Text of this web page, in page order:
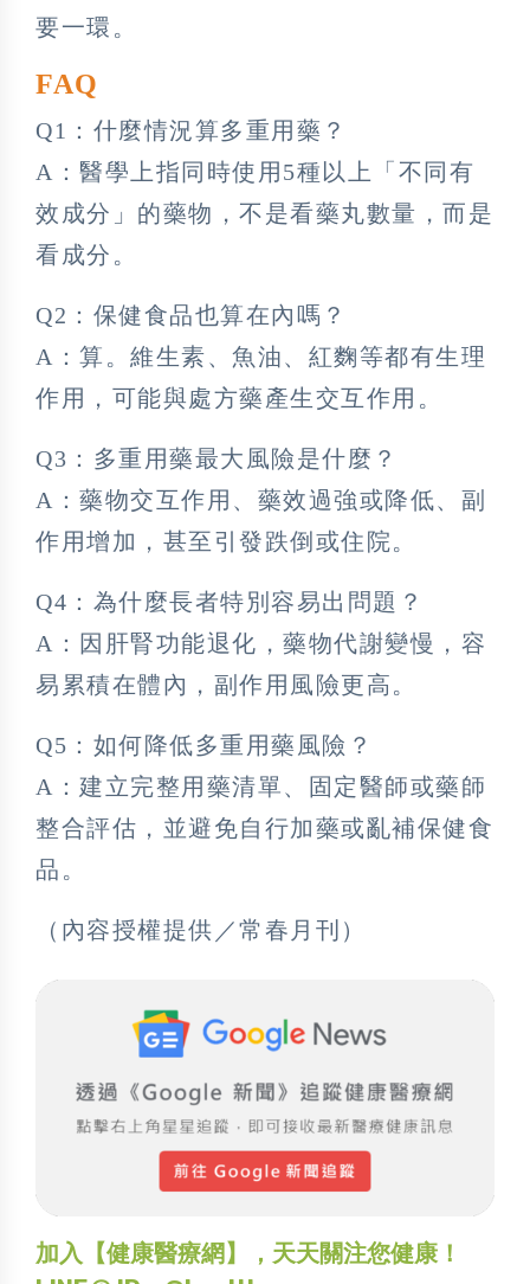
要一環。
FAQ
Q1：什麼情況算多重用藥？
A：醫學上指同時使用5種以上「不同有
效成分」的藥物，不是看藥丸數量，而是
看成分。
Q2：保健食品也算在內嗎？
A：算。維生素、魚油、紅麴等都有生理
作用，可能與處方藥產生交互作用。
Q3：多重用藥最大風險是什麼？
A：藥物交互作用、藥效過強或降低、副
作用增加，甚至引發跌倒或住院。
Q4：為什麼長者特別容易出問題？
A：因肝腎功能退化，藥物代謝變慢，容
易累積在體內，副作用風險更高。
Q5：如何降低多重用藥風險？
A：建立完整用藥清單、固定醫師或藥師
整合評估，並避免自行加藥或亂補保健食
品。
（內容授權提供／常春月刊）
加入【健康醫療網】，天天關注您健康！